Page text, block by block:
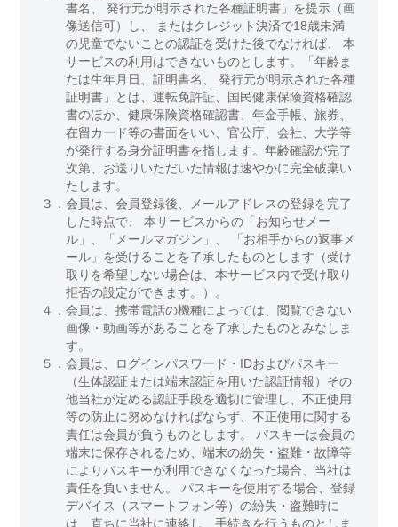
書名、 発行元が明示された各種証明書」を提示（画
像送信可）し、 またはクレジット決済で18歳未満
の児童でないことの認証を受けた後でなければ、 本
サービスの利用はできないものとします。「年齢ま
たは生年月日、証明書名、 発行元が明示された各種
証明書」とは、運転免許証、国民健康保険資格確認
書のほか、健康保険資格確認書、年金手帳、旅券、
在留カード等の書面をいい、官公庁、会社、大学等
が発行する身分証明書を指します。年齢確認が完了
次第、お送りいただいた情報は速やかに完全破棄い
たします。
３．会員は、会員登録後、メールアドレスの登録を完了
した時点で、 本サービスからの「お知らせメー
ル」、「メールマガジン」、 「お相手からの返事メ
ール」を受けることを了承したものとします（受け
取りを希望しない場合は、本サービス内で受け取り
拒否の設定ができます。）。
４．会員は、携帯電話の機種によっては、閲覧できない
画像・動画等があることを了承したものとみなしま
す。
５．会員は、ログインパスワード・IDおよびパスキー
（生体認証または端末認証を用いた認証情報）その
他当社が定める認証手段を適切に管理し、不正使用
等の防止に努めなければならず、不正使用に関する
責任は会員が負うものとします。 パスキーは会員の
端末に保存されるため、端末の紛失・盗難・故障等
によりパスキーが利用できなくなった場合、当社は
責任を負いません。 パスキーを使用する場合、登録
デバイス（スマートフォン等）の紛失・盗難時に
は、直ちに当社に連絡し、手続きを行うものとしま